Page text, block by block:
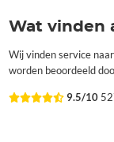
Wat vinden
Wij vinden service
worden beoordeeld
9.5/10